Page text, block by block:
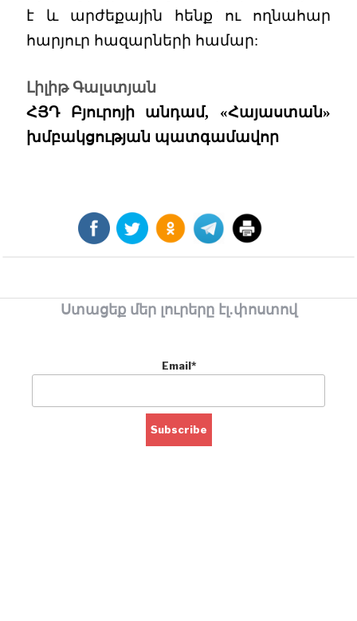
է և արժեքային հենք ու ողնահար
հարյուր հազարների համար:
Լիլիթ Գալստյան
ՀՅԴ Բյուրոյի անդամ, «Հայաստան»
խմբակցության պատգամավոր
Ստացեք մեր լուրերը էլ.փոստով
Email*